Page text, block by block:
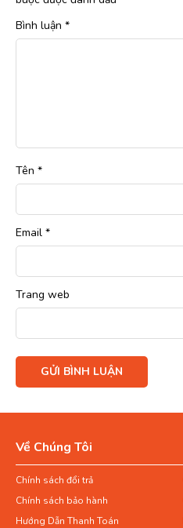
Bình luận *
Tên *
Email *
Trang web
Về Chúng Tôi
Chính sách đổi trả
Chính sách bảo hành
Hướng Dẫn Thanh Toán